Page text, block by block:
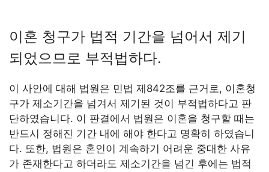
이혼 청구가 법적 기간을 넘어서 제기
되었으므로 부적법하다.
이 사안에 대해 법원은 민법 제842조를 근거로, 이혼청
구가 제소기간을 넘겨서 제기된 것이 부적법하다고 판
단하였습니다. 이 판결에서 법원은 이혼을 청구할 때는
반드시 정해진 기간 내에 해야 한다고 명확히 하였습니
다. 또한, 법원은 혼인이 계속하기 어려운 중대한 사유
가 존재한다고 하더라도 제소기간을 넘긴 후에는 법적